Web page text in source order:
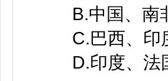
B.中国、南
C.巴西、印
D.印度、法